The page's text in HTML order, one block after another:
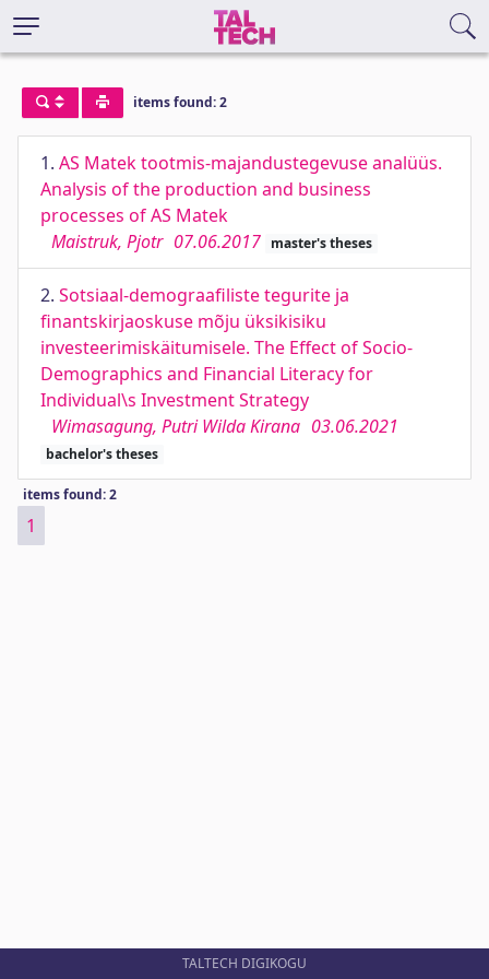
items found: 2
1. AS Matek tootmis-majandustegevuse analüüs.
Analysis of the production and business
processes of AS Matek
Maistruk, Pjotr 07.06.2017 master's theses
2. Sotsiaal-demograafiliste tegurite ja
finantskirjaoskuse mõju üksikisiku
investeerimiskäitumisele. The Effect of Socio-
Demographics and Financial Literacy for
Individual\s Investment Strategy
Wimasagung, Putri Wilda Kirana 03.06.2021
bachelor's theses
items found: 2
1
TALTECH DIGIKOGU